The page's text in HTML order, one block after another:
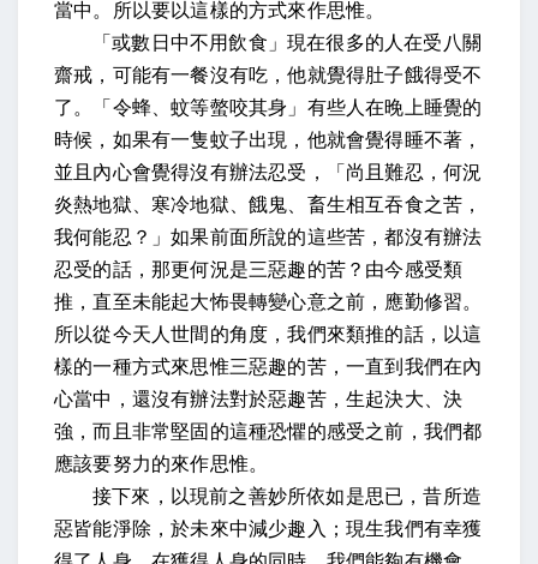
當中。所以要以這樣的方式來作思惟。
「或數日中不用飲食」現在很多的人在受八關
齋戒，可能有一餐沒有吃，他就覺得肚子餓得受不
了。「令蜂、蚊等螫咬其身」有些人在晚上睡覺的
時候，如果有一隻蚊子出現，他就會覺得睡不著，
並且內心會覺得沒有辦法忍受，「尚且難忍，何況
炎熱地獄、寒冷地獄、餓鬼、畜生相互吞食之苦，
我何能忍？」如果前面所說的這些苦，都沒有辦法
忍受的話，那更何況是三惡趣的苦？ 由今感受類
推，直至未能起大怖畏轉變心意之前，應勤修習。
所以從今天人世間的角度，我們來類推的話，以這
樣的一種方式來思惟三惡趣的苦，一直到我們在內
心當中，還沒有辦法對於惡趣苦，生起決大、決
強，而且非常堅固的這種恐懼的感受之前，我們都
應該要努力的來作思惟。
接下來， 以現前之善妙所依如是思已，昔所造
惡皆能淨除，於未來中減少趣入 ；現生我們有幸獲